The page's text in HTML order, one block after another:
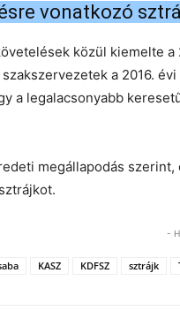
vonatkozó
közül kiemelte
a 2016.
a legalacsonyabb
megállapodás
-
KASZ KDFSZ sztrájk